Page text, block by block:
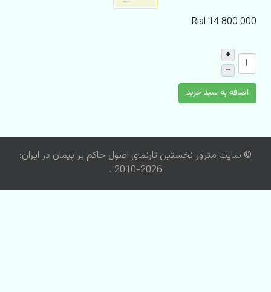
Rial 14 800 000
+
–
اضافه به سبد خرید
© سایت مترور نخستین تارنمای اصول حاکم بر پیمان در ایران؛
2026-2010 .